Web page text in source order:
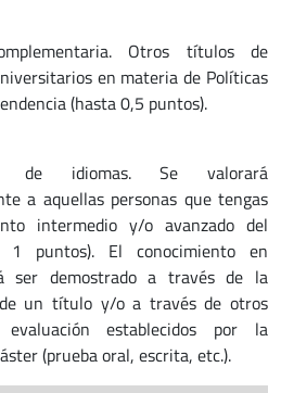
Otros títulos de
en materia de Políticas
(hasta 0,5 puntos).
de idiomas. Se valorará
a aquellas personas que tengas
intermedio y/o avanzado del
1 puntos). El conocimiento en
ser demostrado a través de la
un título y/o a través de otros
evaluación establecidos por la
(prueba oral, escrita, etc.).